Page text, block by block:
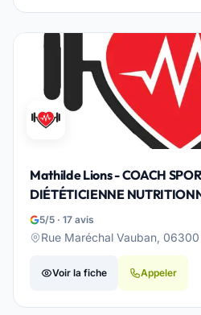
Mathilde Lions - COACH
DIÉTÉTICIENNE
5/5 · 17 avis
Rue Maréchal Vauban,
Voir la fiche Appeler